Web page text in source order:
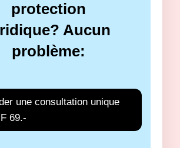
protection
Aucun
problème:
une consultation unique
69.-